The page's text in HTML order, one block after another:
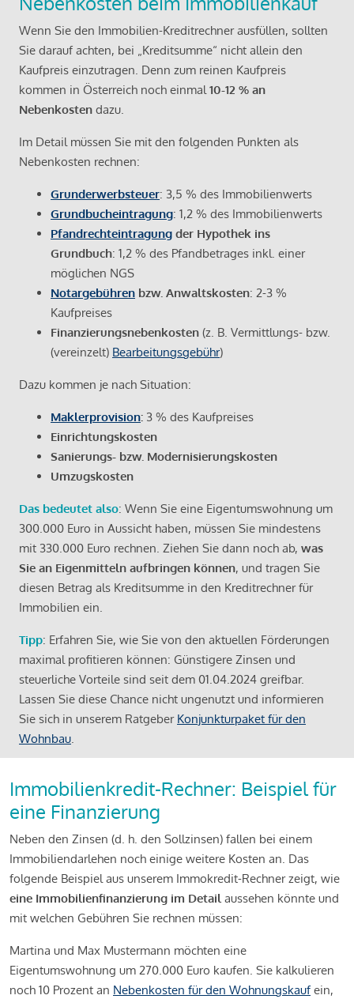
Wenn Sie den Immobilien-Kreditrechner ausfüllen, sollten
Sie darauf achten, bei „Kreditsumme“ nicht allein den
Kaufpreis einzutragen. Denn zum reinen Kaufpreis
kommen in Österreich noch einmal10-12 % an
Nebenkosten dazu.
Im Detail müssen Sie mit den folgenden Punkten als
Nebenkosten rechnen:
Grunderwerbsteuer: 3,5 % des Immobilienwerts
Grundbucheintragung: 1,2 % des Immobilienwerts
Pfandrechteintragung der Hypothek ins
Grundbuch: 1,2 % des Pfandbetrages inkl. einer
möglichen NGS
Notargebühren bzw. Anwaltskosten: 2-3 %
Kaufpreises
Finanzierungsnebenkosten (z. B. Vermittlungs- bzw.
(vereinzelt) Bearbeitungsgebühr)
Dazu kommen je nach Situation:
Maklerprovision: 3 % des Kaufpreises
Einrichtungskosten
Sanierungs- bzw. Modernisierungskosten
Umzugskosten
Das bedeutet also: Wenn Sie eine Eigentumswohnung um
300.000 Euro in Aussicht haben, müssen Sie mindestens
mit 330.000 Euro rechnen. Ziehen Sie dann noch ab, was
Sie an Eigenmitteln aufbringen können, und tragen Sie
diesen Betrag als Kreditsumme in den Kreditrechner für
Immobilien ein.
Tipp: Erfahren Sie, wie Sie von den aktuellen Förderungen
maximal profitieren können: Günstigere Zinsen und
steuerliche Vorteile sind seit dem 01.04.2024 greifbar.
Lassen Sie diese Chance nicht ungenutzt und informieren
Sie sich in unserem Ratgeber Konjunkturpaket für den
Wohnbau.
Immobilienkredit-Rechner: Beispiel für
eine Finanzierung
Neben den Zinsen (d. h. den Sollzinsen) fallen bei einem
Immobiliendarlehen noch einige weitere Kosten an. Das
folgende Beispiel aus unserem Immokredit-Rechner zeigt, wie
eine Immobilienfinanzierung im Detail aussehen könnte und
mit welchen Gebühren Sie rechnen müssen:
Martina und Max Mustermann möchten eine
Eigentumswohnung um 270.000 Euro kaufen. Sie kalkulieren
noch 10 Prozent an Nebenkosten für den Wohnungskaufein,